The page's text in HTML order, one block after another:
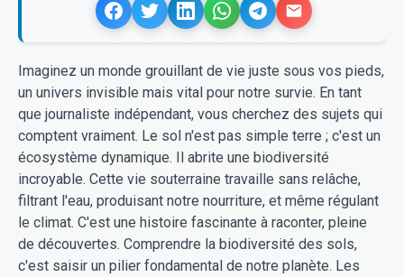
Imaginez un monde grouillant de vie juste sous vos pieds,
un univers invisible mais vital pour notre survie. En tant
que journaliste indépendant, vous cherchez des sujets qui
comptent vraiment. Le sol n'est pas simple terre ; c'est un
écosystème dynamique. Il abrite une biodiversité
incroyable. Cette vie souterraine travaille sans relâche,
filtrant l'eau, produisant notre nourriture, et même régulant
le climat. C'est une histoire fascinante à raconter, pleine
de découvertes. Comprendre la biodiversité des sols,
c'est saisir un pilier fondamental de notre planète. Les